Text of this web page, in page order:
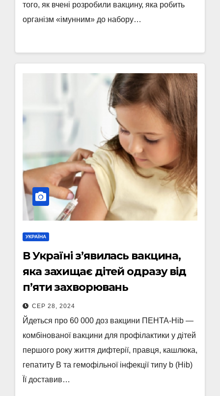
того, як вчені розробили вакцину, яка робить
організм «імунним» до набору…
УКРАЇНА
В Україні з’явилась вакцина,
яка захищає дітей одразу від
п’яти захворювань
СЕР 28, 2024
Йдеться про 60 000 доз вакцини ПЕНТА-Hib —
комбінованої вакцини для профілактики у дітей
першого року життя дифтерії, правця, кашлюка,
гепатиту В та гемофільної інфекції типу b (Hib)
Її доставив…